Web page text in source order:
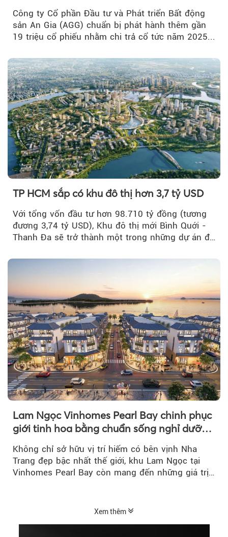
Công ty Cổ phần Đầu tư và Phát triển Bất động
sản An Gia (AGG) chuẩn bị phát hành thêm gần
19 triệu cổ phiếu nhằm chi trả cổ tức năm 2025...
TP HCM sắp có khu đô thị hơn 3,7 tỷ USD
Với tổng vốn đầu tư hơn 98.710 tỷ đồng (tương
đương 3,74 tỷ USD), Khu đô thị mới Bình Quới -
Thanh Đa sẽ trở thành một trong những dự án đô
Lam Ngọc Vinhomes Pearl Bay chinh phục
giới tinh hoa bằng chuẩn sống nghỉ dưỡng
Không chỉ sở hữu vị trí hiếm có bên vịnh Nha
Trang đẹp bậc nhất thế giới, khu Lam Ngọc tại
Vinhomes Pearl Bay còn mang đến những giá trị
Xem thêm